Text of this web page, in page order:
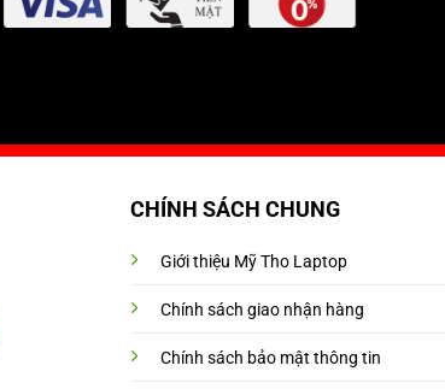
CHÍNH SÁCH CHUNG
Giới thiệu Mỹ Tho Laptop
Chính sách giao nhận hàng
Chính sách bảo mật thông tin